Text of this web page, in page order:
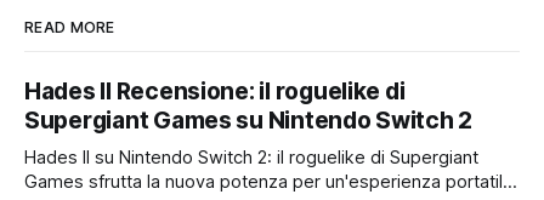
READ MORE
Hades II Recensione: il roguelike di
Supergiant Games su Nintendo Switch 2
Hades II su Nintendo Switch 2: il roguelike di Supergiant
Games sfrutta la nuova potenza per un'esperienza portatile